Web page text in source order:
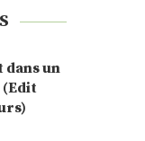
dans un
(Edit